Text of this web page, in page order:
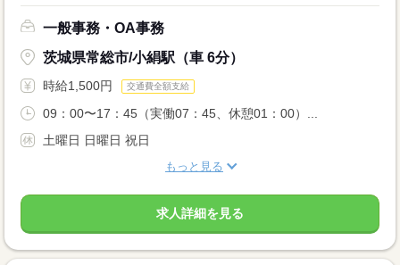
一般事務・OA事務
茨城県常総市/小絹駅（車 6分）
時給1,500円 交通費全額支給
09：00〜17：45（実働07：45、休憩01：00）...
土曜日 日曜日 祝日
もっと見る
求人詳細を見る